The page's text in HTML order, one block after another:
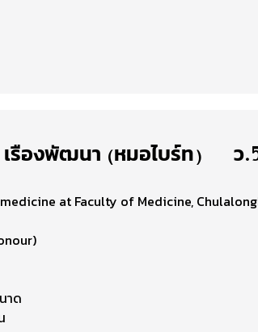
รืองพัฒนา (หมอไบร์ท) | ว
at Faculty of Medicine,
าด